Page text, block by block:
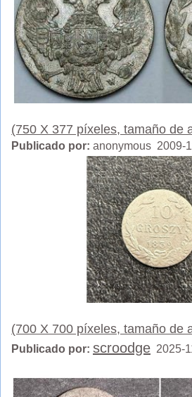
(750 X 377 píxeles, tamaño de
Publicado por: anonymous 2009-
(700 X 700 píxeles, tamaño de
Publicado por: scroodge 2025-